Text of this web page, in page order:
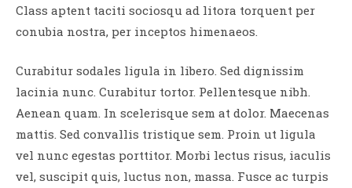
Class aptent taciti sociosqu ad litora torquent per
conubia nostra, per inceptos himenaeos.
Curabitur sodales ligula in libero. Sed dignissim
lacinia nunc. Curabitur tortor. Pellentesque nibh.
Aenean quam. In scelerisque sem at dolor. Maecenas
mattis. Sed convallis tristique sem. Proin ut ligula
vel nunc egestas porttitor. Morbi lectus risus, iaculis
vel, suscipit quis, luctus non, massa. Fusce ac turpis